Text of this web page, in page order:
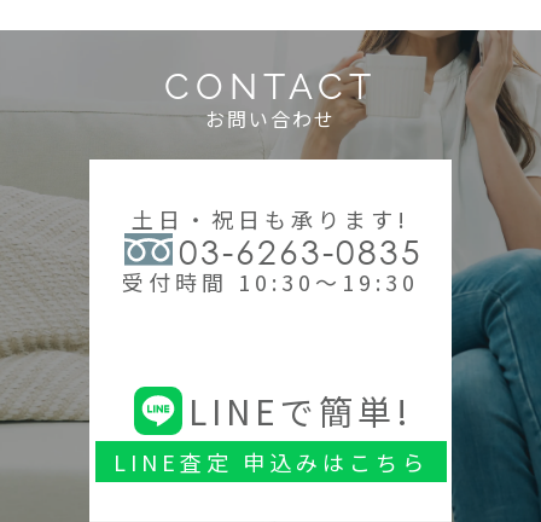
CONTACT
お問い合わせ
土日・祝日も承ります!
03-6263-0835
受付時間 10:30～19:30
LINEで簡単!
LINE査定 申込みはこちら